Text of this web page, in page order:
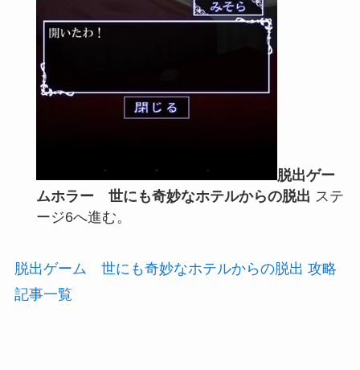
脱出ゲー
ムホラー 世にも奇妙なホテルからの脱出 ステ
ージ6へ進む。
脱出ゲーム 世にも奇妙なホテルからの脱出 攻略
記事一覧